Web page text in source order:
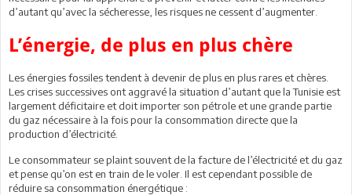
d’autant qu’avec la sécheresse, les risques ne cessent d’augmenter.
L’énergie, de plus en plus chère
Les énergies fossiles tendent à devenir de plus en plus rares et chères.
Les crises successives ont aggravé la situation d’autant que la Tunisie est
largement déficitaire et doit importer son pétrole et une grande partie
du gaz nécessaire à la fois pour la consommation directe que la
production d’électricité.
Le consommateur se plaint souvent de la facture de l’électricité et du gaz
et pense qu’on est en train de le voler. Il est cependant possible de
réduire sa consommation énergétique :